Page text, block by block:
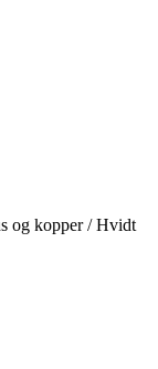
og kopper/Hvidt